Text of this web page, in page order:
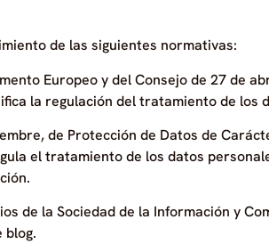
de las siguientes normativas:
Europeo y del Consejo de 27
la regulación del tratamiento de los
de Protección de Datos de
el tratamiento de los datos
de la Sociedad de la Información y
blog.